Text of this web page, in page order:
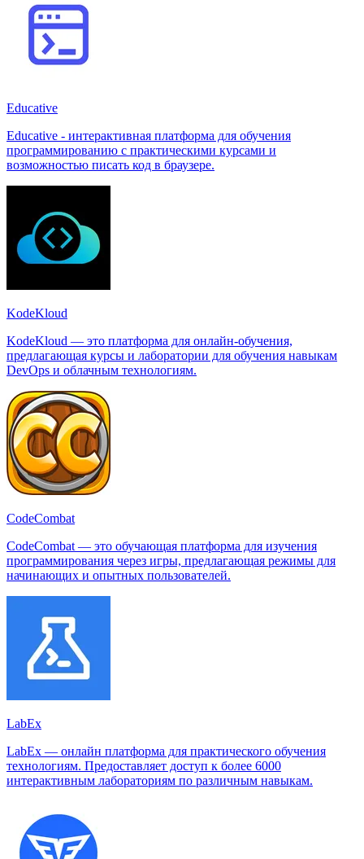
Educative
Educative - интерактивная платформа для обучения
программированию с практическими курсами и
возможностью писать код в браузере.
KodeKloud
KodeKloud — это платформа для онлайн-обучения,
предлагающая курсы и лаборатории для обучения навыкам
DevOps и облачным технологиям.
CodeCombat
CodeCombat — это обучающая платформа для изучения
программирования через игры, предлагающая режимы для
начинающих и опытных пользователей.
LabEx
LabEx — онлайн платформа для практического обучения
технологиям. Предоставляет доступ к более 6000
интерактивным лабораториям по различным навыкам.